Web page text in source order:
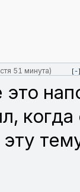
51 минута) [-